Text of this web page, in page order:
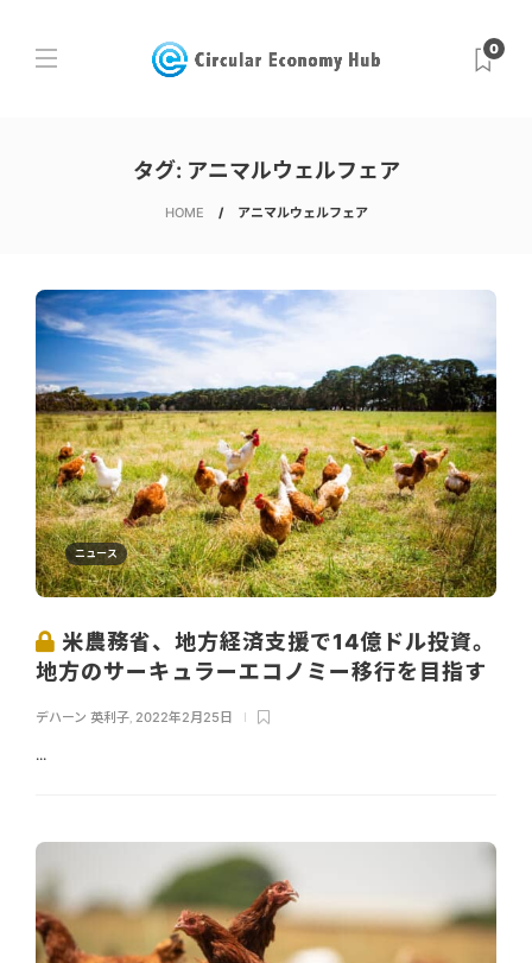
0
タグ: アニマルウェルフェア
HOME アニマルウェルフェア
ニュース
米農務省、地方経済支援で14億ドル投資。
地方のサーキュラーエコノミー移行を目指す
デハーン 英利子 2022年2月25日
...